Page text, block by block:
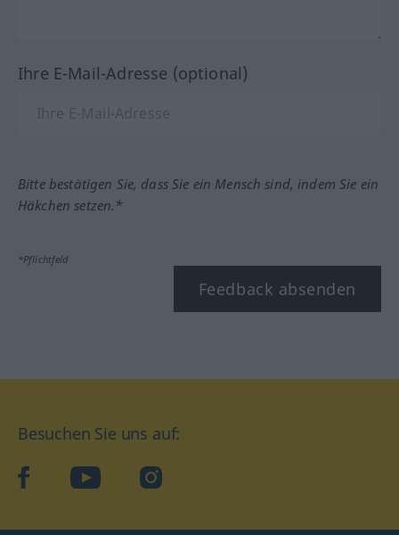
Ihre E-Mail-Adresse (optional)
Bitte bestätigen Sie, dass Sie ein Mensch sind, indem Sie ein
Häkchen setzen.*
*Pflichtfeld
Feedback absenden
Besuchen Sie uns auf:
facebookYouTube Instagram